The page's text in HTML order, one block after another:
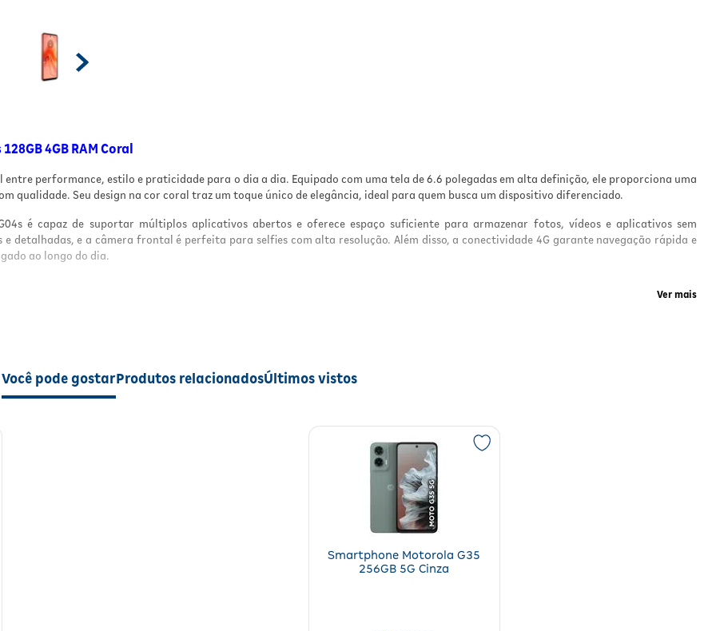
4GB RAM Coral
entre performance, estilo e praticidade para o dia a dia. Equipado com uma tela de 6.6 polegadas em alta definição, ele proporciona uma
qualidade. Seu design na cor coral traz um toque único de elegância, ideal para quem busca um dispositivo diferenciado.
é capaz de suportar múltiplos aplicativos abertos e oferece espaço suficiente para armazenar fotos, vídeos e aplicativos sem
detalhadas, e a câmera frontal é perfeita para selfies com alta resolução. Além disso, a conectividade 4G garante navegação rápida e
ao longo do dia.
de detalhes
e segurança.
o funcionamento.
Ver mais
Você pode gostarProdutos relacionadosÚltimos vistos
Smartphone Motorola G35
256GB 5G Cinza